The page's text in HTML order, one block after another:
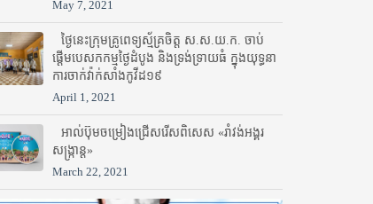
May 7, 2021
ថ្ងៃនេះក្រុមគ្រូពេទ្យស្ម័គ្រចិត្ត ស.ស.យ.ក. ចាប់
ផ្តើមបេសកកម្មថ្ងៃដំបូង និងទ្រង់ទ្រាយធំ ក្នុងយុទ្ធនា
ការចាក់វ៉ាក់សាំងកូវីដ១៩
April 1, 2021
អាល់ប៊ុមចម្រៀងជ្រើសរើសពិសេស «រាំវង់អង្គរ
សង្ក្រាន្ត»
March 22, 2021